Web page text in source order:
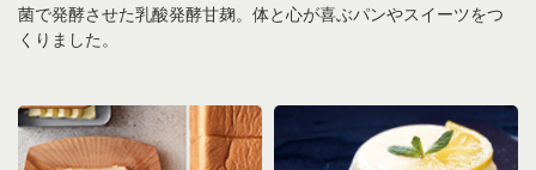
菌で発酵させた乳酸発酵甘麹。体と心が喜ぶパンやスイーツをつ
くりました。